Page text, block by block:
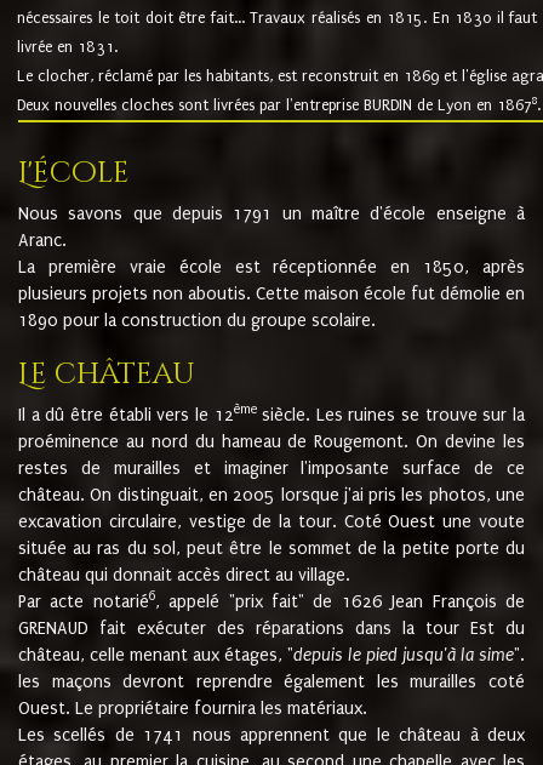
nécessaires le toit doit être fait... Travaux réalisés en 1815. En 1830 il
livrée en 1831.
Le clocher, réclamé par les habitants, est reconstruit en 1869 et l'église
Deux nouvelles cloches sont livrées par l'entreprise BURDIN de Lyon en 18678.
L'école
Nous savons que depuis 1791 un maître d'école enseigne à
Aranc.
La première vraie école est réceptionnée en 1850, après
plusieurs projets non aboutis. Cette maison école fut démolie en
1890 pour la construction du groupe scolaire.
Le château
Il a dû être établi vers le 12èmesiècle. Les ruines se trouve sur la
proéminence au nord du hameau de Rougemont. On devine les
restes de murailles et imaginer l'imposante surface de ce
château. On distinguait, en 2005 lorsque j'ai pris les photos, une
excavation circulaire, vestige de la tour. Coté Ouest une voute
située au ras du sol, peut être le sommet de la petite porte du
château qui donnait accès direct au village.
Par acte notarié6, appelé "prix fait" de 1626 Jean François de
GRENAUD fait exécuter des réparations dans la tour Est du
château, celle menant aux étages, "depuis le pied jusqu'à la sime".
les maçons devront reprendre également les murailles coté
Ouest. Le propriétaire fournira les matériaux.
Les scellés de 1741 nous apprennent que le château à deux